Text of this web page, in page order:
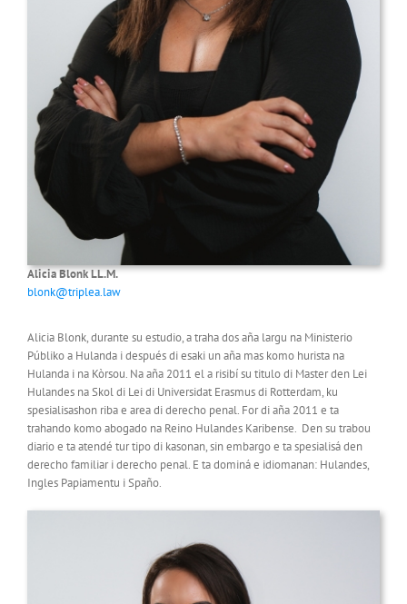
Alicia Blonk LL.M.
blonk@triplea.law
Alicia Blonk, durante su estudio, a traha dos aña largu na Ministerio
Públiko a Hulanda i después di esaki un aña mas komo hurista na
Hulanda i na Kòrsou. Na aña 2011 el a risibí su titulo di Master den Lei
Hulandes na Skol di Lei di Universidat Erasmus di Rotterdam, ku
spesialisashon riba e area di derecho penal. For di aña 2011 e ta
trahando komo abogado na Reino Hulandes Karibense. Den su trabou
diario e ta atendé tur tipo di kasonan, sin embargo e ta spesialisá den
derecho familiar i derecho penal. E ta dominá e idiomanan: Hulandes,
Ingles Papiamentu i Spaño.